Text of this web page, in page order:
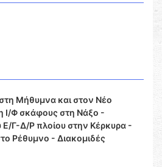
Μήθυμνα και στον Νέο
Φ σκάφους στη Νάξο -
Γ-Δ/Ρ πλοίου στην Κέρκυρα -
Ρέθυμνο - Διακομιδές